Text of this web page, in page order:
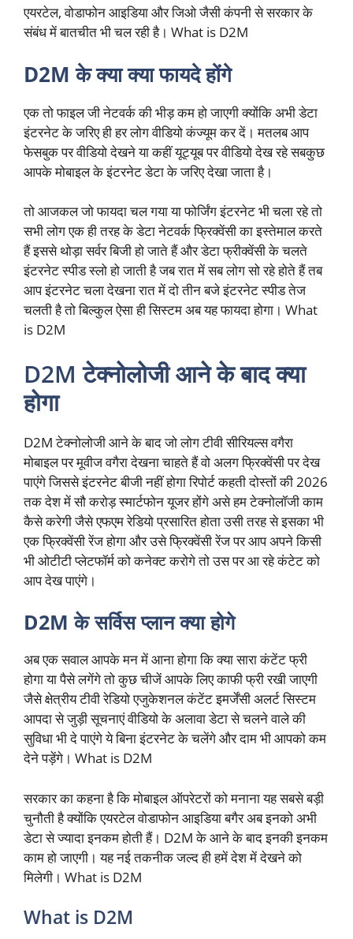
एयरटेल, वोडाफोन आइडिया और जिओ जैसी कंपनी से सरकार के
संबंध में बातचीत भी चल रही है। What is D2M
D2M के क्या क्या फायदे होंगे
एक तो फाइल जी नेटवर्क की भीड़ कम हो जाएगी क्योंकि अभी डेटा
इंटरनेट के जरिए ही हर लोग वीडियो कंज्यूम कर दें। मतलब आप
फेसबुक पर वीडियो देखने या कहीं यूट्यूब पर वीडियो देख रहे सबकुछ
आपके मोबाइल के इंटरनेट डेटा के जरिए देखा जाता है।
तो आजकल जो फायदा चल गया या फोर्जिंग इंटरनेट भी चला रहे तो
सभी लोग एक ही तरह के डेटा नेटवर्क फ्रिक्वेंसी का इस्तेमाल करते
हैं इससे थोड़ा सर्वर बिजी हो जाते हैं और डेटा फ्रीक्वेंसी के चलते
इंटरनेट स्पीड स्लो हो जाती है जब रात में सब लोग सो रहे होते हैं तब
आप इंटरनेट चला देखना रात में दो तीन बजे इंटरनेट स्पीड तेज
चलती है तो बिल्कुल ऐसा ही सिस्टम अब यह फायदा होगा। What
is D2M
D2M टेक्नोलोजी आने के बाद क्या
होगा
D2M टेक्नोलोजी आने के बाद जो लोग टीवी सीरियल्स वगैरा
मोबाइल पर मूवीज वगैरा देखना चाहते हैं वो अलग फ्रिक्वेंसी पर देख
पाएंगे जिससे इंटरनेट बीजी नहीं होगा रिपोर्ट कहती दोस्तों की 2026
तक देश में सौ करोड़ स्मार्टफोन यूजर होंगे असे हम टेक्नोलॉजी काम
कैसे करेगी जैसे एफएम रेडियो प्रसारित होता उसी तरह से इसका भी
एक फ्रिक्वेंसी रेंज होगा और उसे फ्रिक्वेंसी रेंज पर आप अपने किसी
भी ओटीटी प्लेटफॉर्म को कनेक्ट करोगे तो उस पर आ रहे कंटेट को
आप देख पाएंगे।
D2M के सर्विस प्लान क्या होगे
अब एक सवाल आपके मन में आना होगा कि क्या सारा कंटेंट फ्री
होगा या पैसे लगेंगे तो कुछ चीजें आपके लिए काफी फ्री रखी जाएगी
जैसे क्षेत्रीय टीवी रेडियो एजुकेशनल कंटेंट इमर्जेंसी अलर्ट सिस्टम
आपदा से जुड़ी सूचनाएं वीडियो के अलावा डेटा से चलने वाले की
सुविधा भी दे पाएंगे ये बिना इंटरनेट के चलेंगे और दाम भी आपको कम
देने पड़ेंगे। What is D2M
सरकार का कहना है कि मोबाइल ऑपरेटरों को मनाना यह सबसे बड़ी
चुनौती है क्योंकि एयरटेल वोडाफोन आइडिया बगैर अब इनको अभी
डेटा से ज्यादा इनकम होती हैं। D2M के आने के बाद इनकी इनकम
काम हो जाएगी। यह नई तकनीक जल्द ही हमें देश में देखने को
मिलेगी। What is D2M
What is D2M